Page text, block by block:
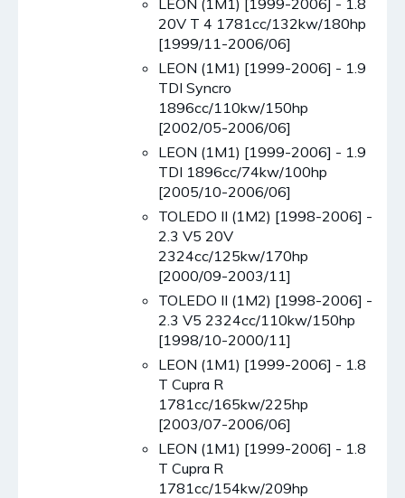
LEON (1M1) [1999-2006] - 1.8
20V T 4 1781cc/132kw/180hp
[1999/11-2006/06]
LEON (1M1) [1999-2006] - 1.9
TDI Syncro
1896cc/110kw/150hp
[2002/05-2006/06]
LEON (1M1) [1999-2006] - 1.9
TDI 1896cc/74kw/100hp
[2005/10-2006/06]
TOLEDO II (1M2) [1998-2006] -
2.3 V5 20V
2324cc/125kw/170hp
[2000/09-2003/11]
TOLEDO II (1M2) [1998-2006] -
2.3 V5 2324cc/110kw/150hp
[1998/10-2000/11]
LEON (1M1) [1999-2006] - 1.8
T Cupra R
1781cc/165kw/225hp
[2003/07-2006/06]
LEON (1M1) [1999-2006] - 1.8
T Cupra R
1781cc/154kw/209hp